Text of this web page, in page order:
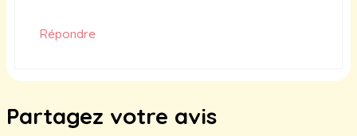
Répondre
Partagez votre avis